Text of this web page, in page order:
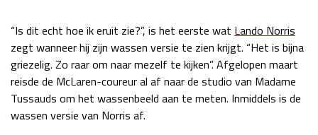
Kwalificatie
za 22:00 - 23:00
Race
zo 21:00 - 23:00
LAS VEGAS GRAND PRIX 2026 20 - 22 nov
Kwalificatie
GP ABU DHABI 2026 04 - 06 dec
“Is dit echt hoe ik eruit zie?”, is het eerste wat Lando Norris
zegt wanneer hij zijn wassen versie te zien krijgt. “Het is bijna
griezelig. Zo raar om naar mezelf te kijken”. Afgelopen maart
reisde de McLaren-coureur al af naar de studio van Madame
Tussauds om het wassenbeeld aan te meten. Inmiddels is de
wassen versie van Norris af.